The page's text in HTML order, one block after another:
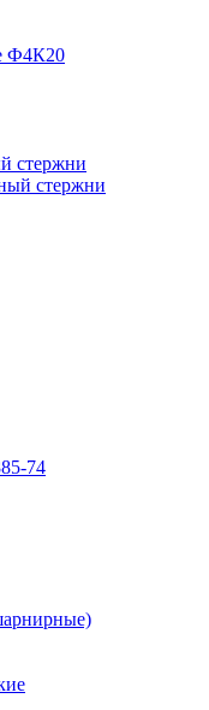
Ф4К20
стержни
стержни
74